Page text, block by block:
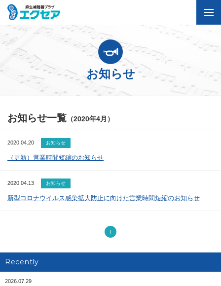
お知らせ
お知らせ一覧 （2020年4月）
2020.04.20 お知らせ
（更新）営業時間短縮のお知らせ
2020.04.13 お知らせ
新型コロナウイルス感染拡大防止に向けた営業時間短縮のお知らせ
1
Recently
2026.07.29